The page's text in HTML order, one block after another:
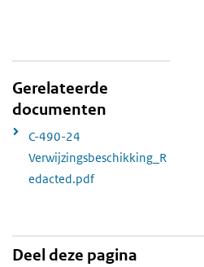
Gerelateerde
documenten
C-490-24
Verwijzingsbeschikking_R
edacted.pdf
Deel deze pagina